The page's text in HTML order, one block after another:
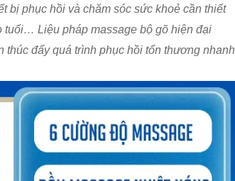
bị phục hồi và chăm sóc sức khoẻ cần thiết
tuổi… Liệu pháp massage bộ gõ hiện đại
đẩy quá trình phục hồi tổn thương nhanh